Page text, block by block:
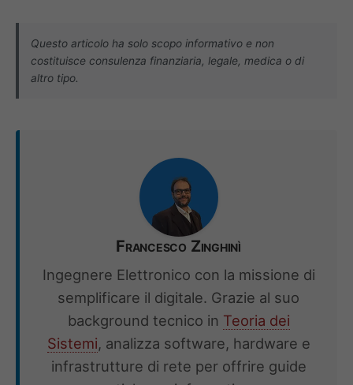
Questo articolo ha solo scopo informativo e non
costituisce consulenza finanziaria, legale, medica o di
altro tipo.
Francesco Zinghinì
Ingegnere Elettronico con la missione di
semplificare il digitale. Grazie al suo
background tecnico in Teoria dei
Sistemi, analizza software, hardware e
infrastrutture di rete per offrire guide